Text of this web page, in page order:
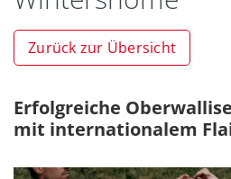
Zurück zur Übersicht
Erfolgreiche
mit internationalem